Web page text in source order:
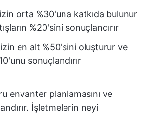
orta %30'una katkıda bulunur
%20'sini sonuçlandırır
en alt %50'sini oluşturur ve
sonuçlandırır
envanter planlamasını ve
İşletmelerin neyi